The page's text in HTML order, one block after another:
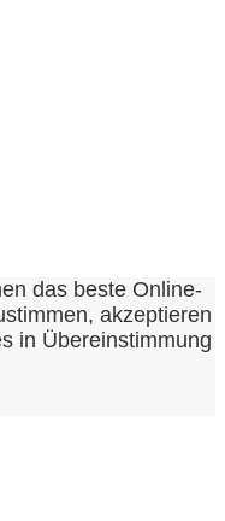
das beste Online-
akzeptieren
in Übereinstimmung